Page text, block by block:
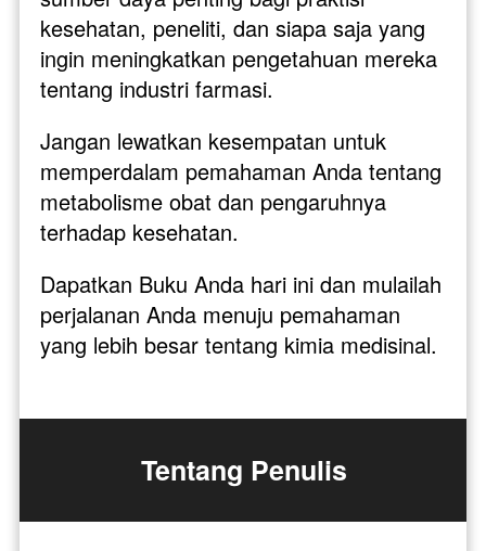
kesehatan, peneliti, dan siapa saja yang
ingin meningkatkan pengetahuan mereka
tentang industri farmasi.
Jangan lewatkan kesempatan untuk
memperdalam pemahaman Anda tentang
metabolisme obat dan pengaruhnya
terhadap kesehatan.
Dapatkan Buku Anda hari ini dan mulailah
perjalanan Anda menuju pemahaman
yang lebih besar tentang kimia medisinal.
Tentang Penulis